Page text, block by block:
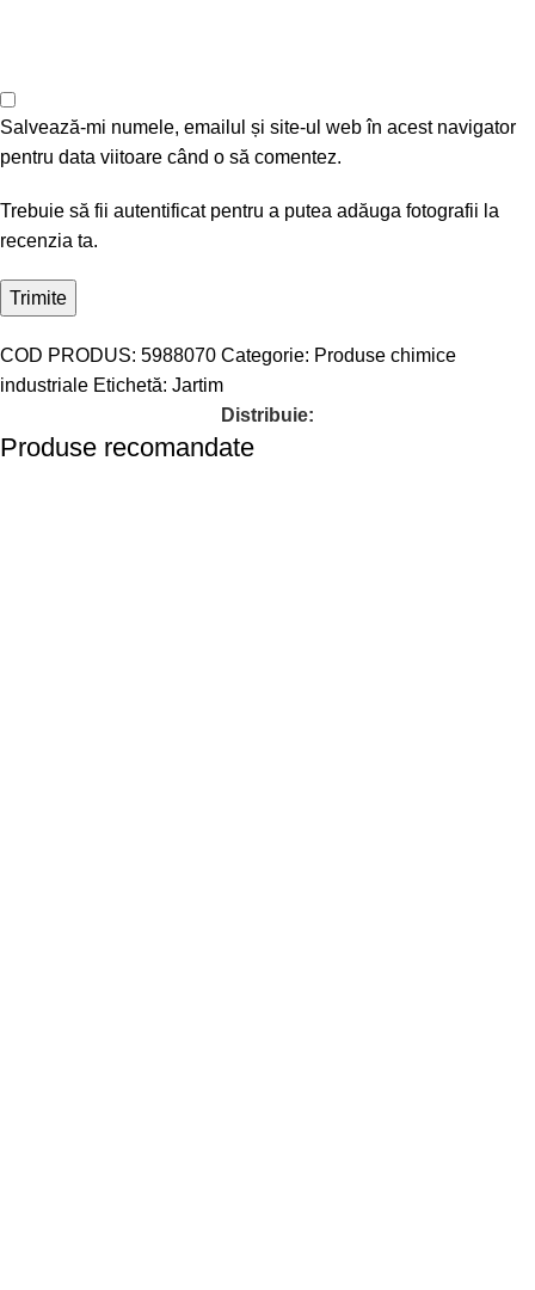
Salvează-mi numele, emailul și site-ul web în acest navigator
pentru data viitoare când o să comentez.
Trebuie să fii autentificat pentru a putea adăuga fotografii la
recenzia ta.
COD PRODUS: 5988070 Categorie: Produse chimice
industriale Etichetă: Jartim
Distribuie:
Produse recomandate